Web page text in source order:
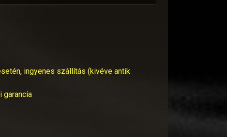
ingyenes szállítás (kivéve antik
garancia